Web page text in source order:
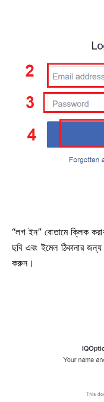
“লগ ইন” বোতামে ক্লিক
ছবি এবং ইমেল ঠিকানার
করুন।